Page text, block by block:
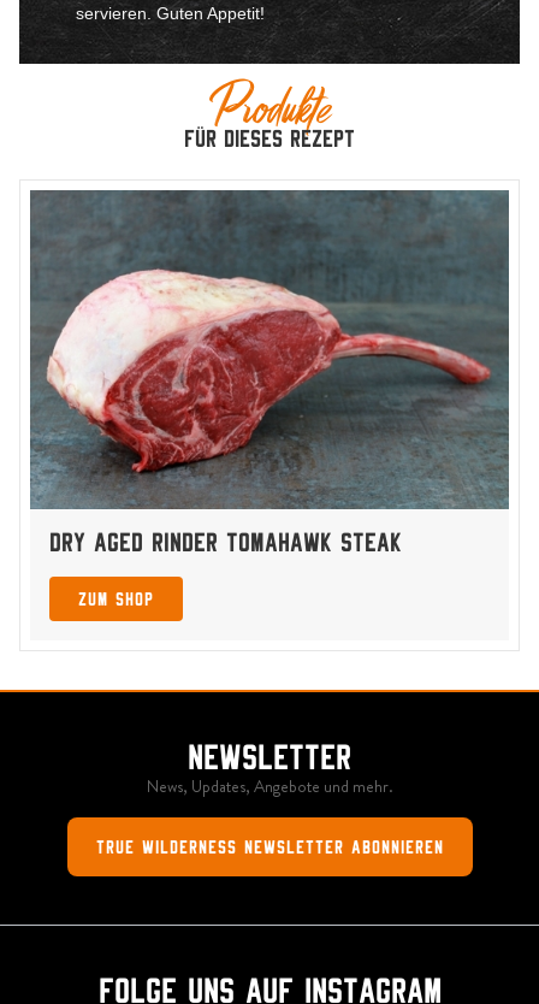
servieren. Guten Appetit!
Produkte
für dieses Rezept
Dry AGed Rinder Tomahawk Steak
zum Shop
Newsletter
News, Updates, Angebote und mehr.
True Wilderness Newsletter abonnieren
Folge uns auf Instagram